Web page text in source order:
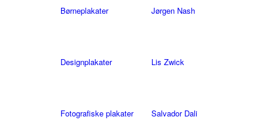
Børneplakater
Designplakater
Fotografiske plakater
Jørgen Nash
Lis Zwick
Salvador Dali